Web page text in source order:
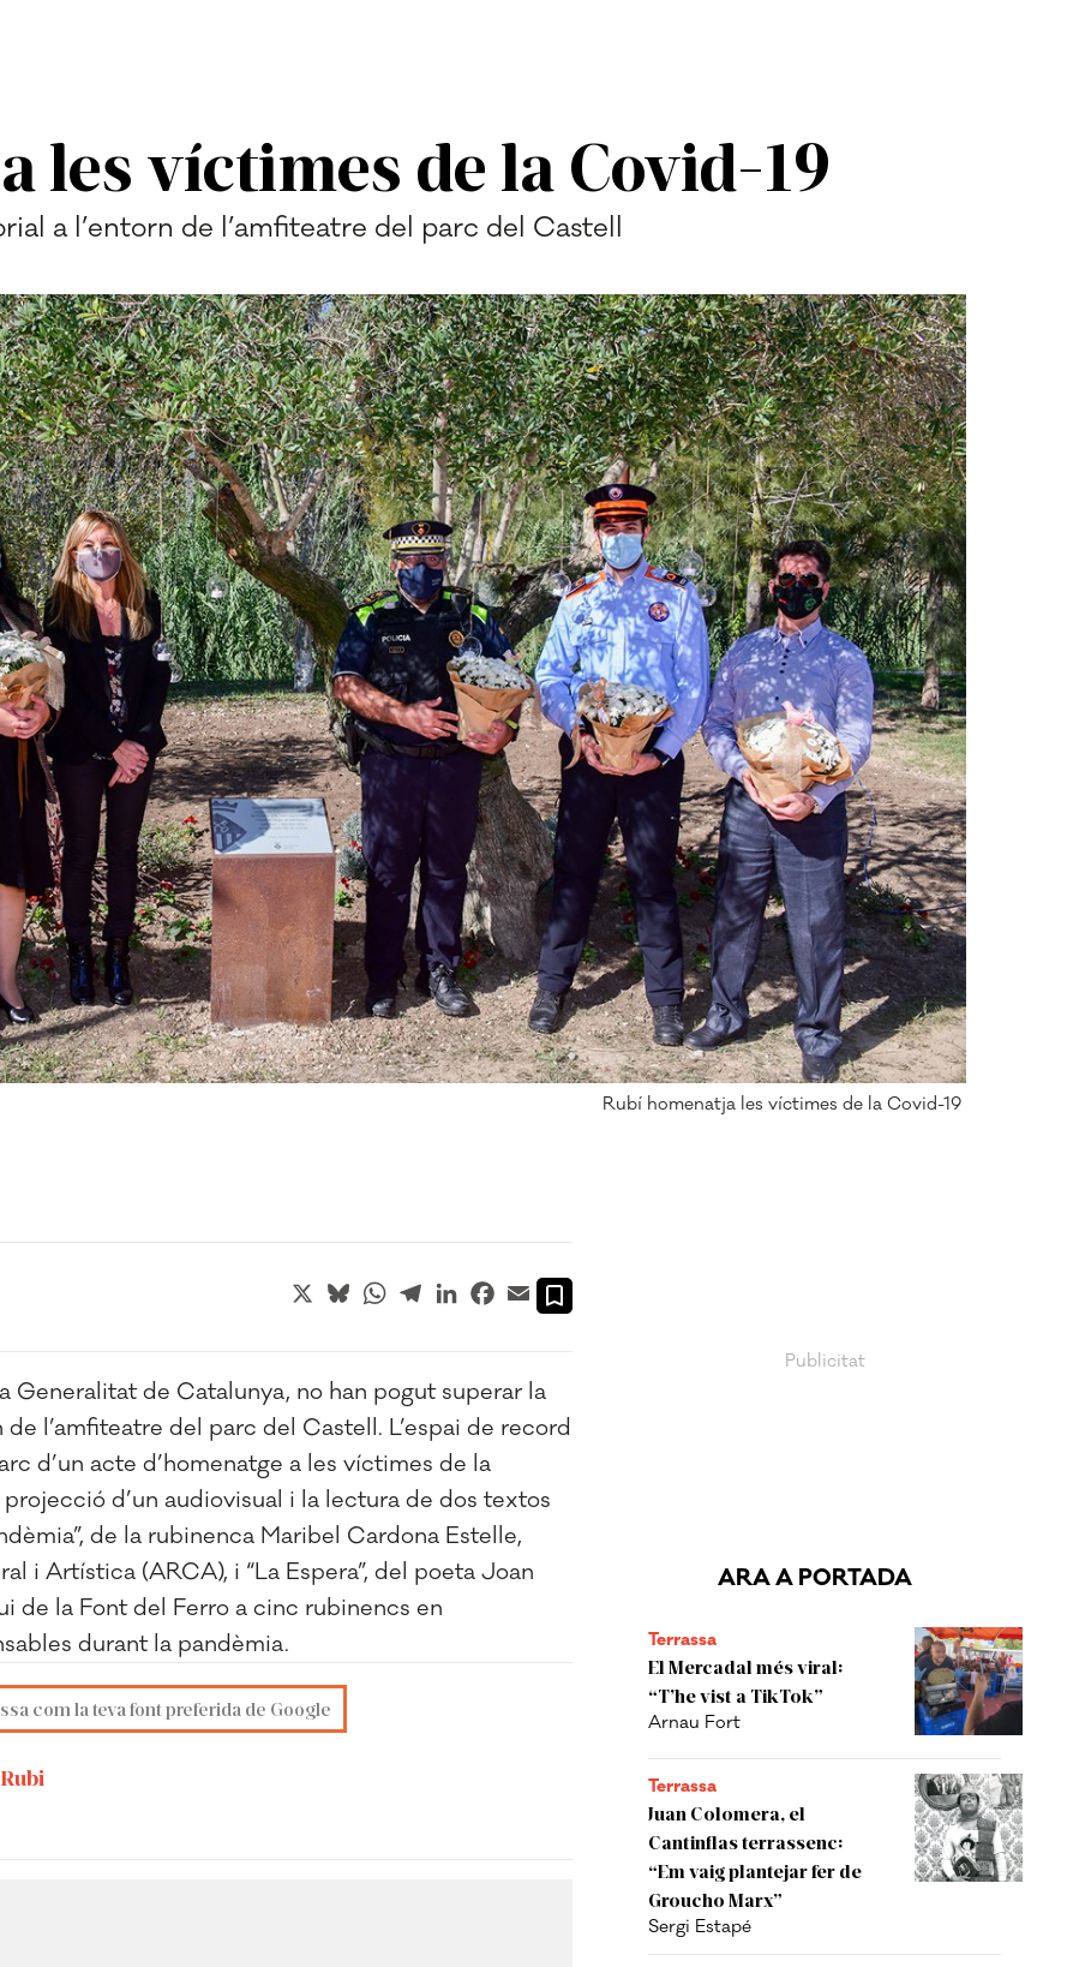
les víctimes de la Covid-19
a l’entorn de l’amfiteatre del parc del Castell
Rubí homenatja les víctimes de la Covid-19
ARA A PORTADA
Terrassa
El Mercadal més viral:
“T’he vist a TikTok”
Arnau Fort
Terrassa
Juan Colomera, el
Cantinflas terrassenc:
“Em vaig plantejar fer de
Groucho Marx”
Sergi Estapé
X BlueskyWhatsApp
TelegramLinkedInFacebook
Email
Generalitat de Catalunya, no han pogut superar la
de l’amfiteatre del parc del Castell. L’espai de record
d’un acte d’homenatge a les víctimes de la
d’un audiovisual i la lectura de dos textos
de la rubinenca Maribel Cardona Estelle,
i Artística (ARCA), i “La Espera”, del poeta Joan
de la Font del Ferro a cinc rubinencs en
durant la pandèmia.
com la teva font preferida de Google
Rubi